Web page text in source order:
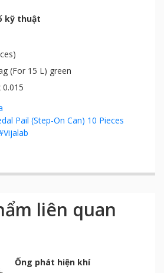
kỹ thuật
(For 15 L) green
0.015
Pail (Step-On Can) 10 Pieces
liên quan
Ống phát hiện khí